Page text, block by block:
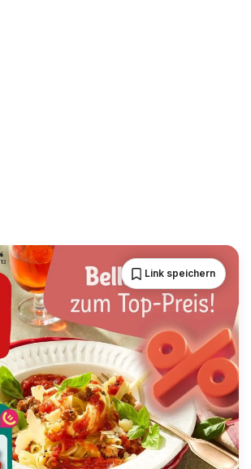
Link speichern